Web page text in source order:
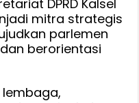
DPRD Kalsel
mitra strategis
parlemen
berorientasi